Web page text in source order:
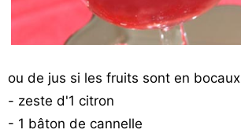
Les
bonnes
ou de jus si les fruits sont en bocaux
- zeste d'1 citron
- 1 bâton de cannelle